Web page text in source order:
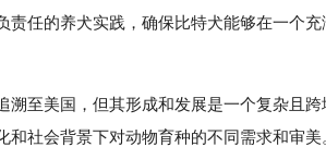
责任的养犬实践，确保比特犬能够在一个充
至美国，但其形成和发展是一个复杂且跨
和社会背景下对动物育种的不同需求和审